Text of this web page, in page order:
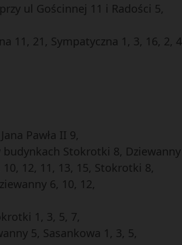
ul Gościnnej 11 i Radości 5,
21, Sympatyczna 1, 3, 16, 2,
Pawła II 9,
Stokrotki 8, Dziewanny
12, 11, 13, 15, Stokrotki 8,
6, 10, 12,
1, 3, 5, 7,
5, Sasankowa 1, 3, 5,